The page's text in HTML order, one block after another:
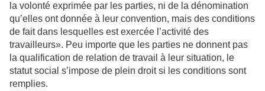
la volonté exprimée par les parties, ni de la dénomination
qu’elles ont donnée à leur convention, mais des conditions
de fait dans lesquelles est exercée l’activité des
travailleurs». Peu importe que les parties ne donnent pas
la qualification de relation de travail à leur situation, le
statut social s’impose de plein droit si les conditions sont
remplies.